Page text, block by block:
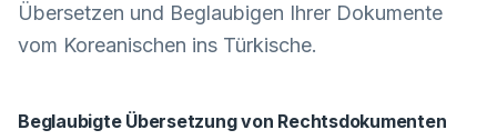
Übersetzen und Beglaubigen Ihrer Dokumente
vom Koreanischen ins Türkische.
Beglaubigte Übersetzung von Rechtsdokumenten